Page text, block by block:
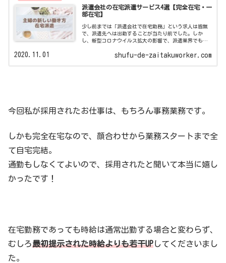
派遣会社の在宅派遣サービス4選【完全在宅・一
部在宅】
少し前までは「派遣会社で在宅勤務」という求人は皆無
で、派遣先へは出勤することが当たり前でした。しか
し、新型コロナウイルス拡大の影響で、派遣業界でも
ています。在宅ワークをしている主婦の方の中に...
shufu-de-zaitakuworker.com
2020.11.01
今回私が採用されたお仕事は、もちろん事務業務です。
しかも完全在宅なので、顔合わせから業務スタートまで全
て自宅完結。
通勤もしなくてよいので、採用されたと聞いて本当に嬉し
かったです！
在宅勤務であっても時給は通常出勤する場合と変わらず、
むしろ最初提示された時給よりも若干UPしてくださいまし
た。